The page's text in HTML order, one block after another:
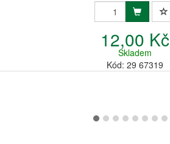
12,00 Kč
Skladem
Kód: 29 67319